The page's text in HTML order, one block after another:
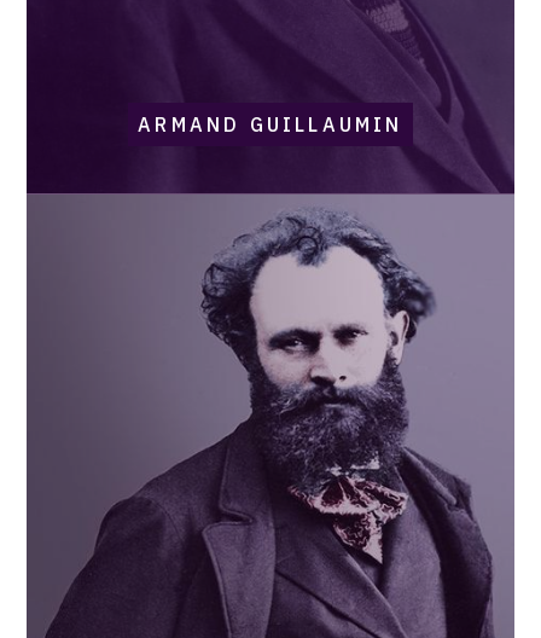
ARMAND GUILLAUMIN